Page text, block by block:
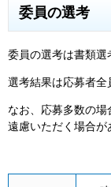
委員の選考
委員の選考は書類選
選考結果は応募者全
なお、応募多数の
遠慮いただく場合が